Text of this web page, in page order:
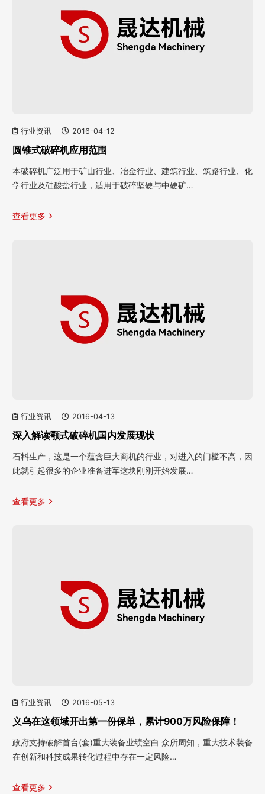
行业资讯 2016-04-12
圆锥式破碎机应用范围
本破碎机广泛用于矿山行业、冶金行业、建筑行业、筑路行业、化
学行业及硅酸盐行业，适用于破碎坚硬与中硬矿…
查看更多
行业资讯 2016-04-13
深入解读颚式破碎机国内发展现状
石料生产，这是一个蕴含巨大商机的行业，对进入的门槛不高，因
此就引起很多的企业准备进军这块刚刚开始发展…
查看更多
行业资讯 2016-05-13
义乌在这领域开出第一份保单，累计900万风险保障！
政府支持破解首台(套)重大装备业绩空白 众所周知，重大技术装备
在创新和科技成果转化过程中存在一定风险…
查看更多